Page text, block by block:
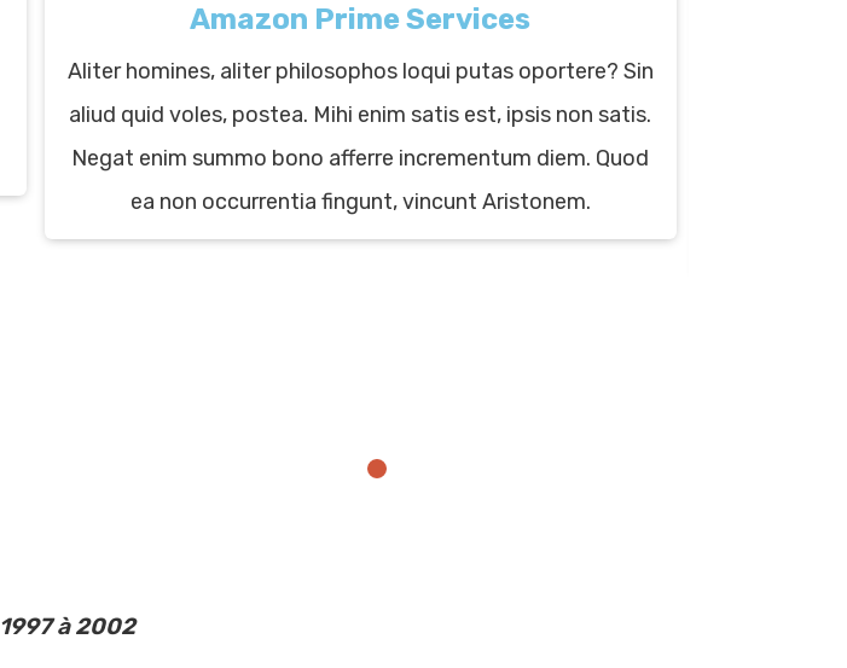
Amazon Prime Services
Aliter homines, aliter philosophos loqui putas oportere? Sin
aliud quid voles, postea. Mihi enim satis est, ipsis non satis.
Negat enim summo bono afferre incrementum diem. Quod
ea non occurrentia fingunt, vincunt Aristonem.
1997 à 2002